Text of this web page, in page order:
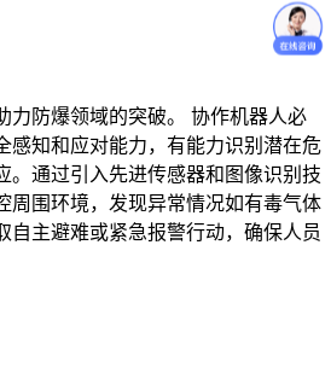
力防爆领域的突破。 协作机器人必
感知和应对能力，有能力识别潜在危
。通过引入先进传感器和图像识别技
周围环境，发现异常情况如有毒气体
自主避难或紧急报警行动，确保人员